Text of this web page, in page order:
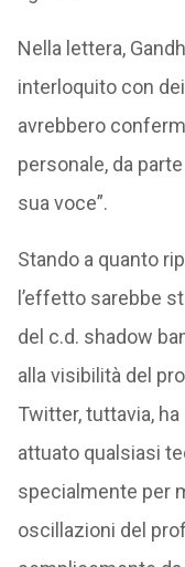
Nella lettera,
interloquito con
avrebbero
personale, da
sua voce”.
Stando a quanto
l’effetto sarebbe
del c.d. shadow
alla visibilità del
Twitter, tuttavia,
attuato qualsiasi
specialmente per
oscillazioni del